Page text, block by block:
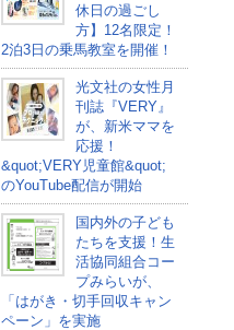
休日の過ごし
方】12名限定！
2泊3日の乗馬教室を開催！
光文社の女性月
刊誌『VERY』
が、新米ママを
応援！
&quot;VERY児童館&quot;
のYouTube配信が開始
国内外の子ども
たちを支援！生
活協同組合コー
プみらいが、
「はがき・切手回収キャン
ペーン」を実施